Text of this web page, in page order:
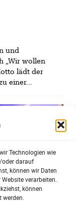
Technologien wie
oder darauf
können wir Daten
verarbeiten.
können
und
„Wir wollen
lädt der
einer...